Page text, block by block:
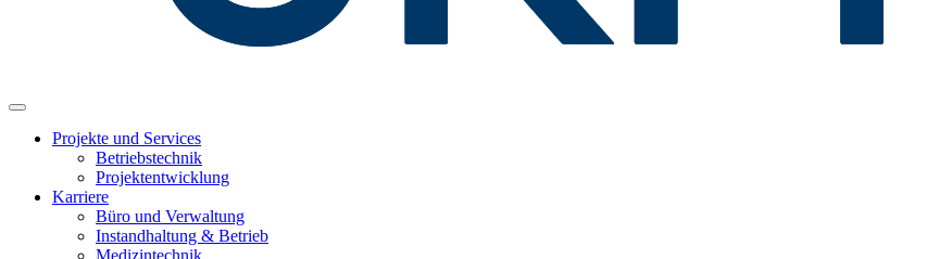
Projekte und Services
Betriebstechnik
Projektentwicklung
Karriere
Büro und Verwaltung
Instandhaltung & Betrieb